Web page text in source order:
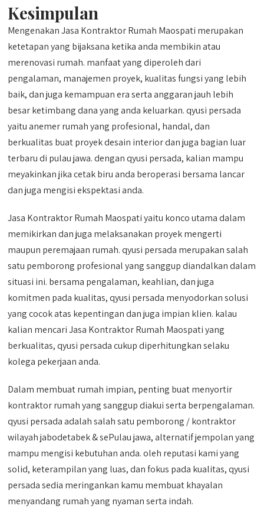
Kesimpulan
Mengenakan Jasa Kontraktor Rumah Maospati merupakan
ketetapan yang bijaksana ketika anda membikin atau
merenovasi rumah. manfaat yang diperoleh dari
pengalaman, manajemen proyek, kualitas fungsi yang lebih
baik, dan juga kemampuan era serta anggaran jauh lebih
besar ketimbang dana yang anda keluarkan. qyusi persada
yaitu anemer rumah yang profesional, handal, dan
berkualitas buat proyek desain interior dan juga bagian luar
terbaru di pulau jawa. dengan qyusi persada, kalian mampu
meyakinkan jika cetak biru anda beroperasi bersama lancar
dan juga mengisi ekspektasi anda.
Jasa Kontraktor Rumah Maospati yaitu konco utama dalam
memikirkan dan juga melaksanakan proyek mengerti
maupun peremajaan rumah. qyusi persada merupakan salah
satu pemborong profesional yang sanggup diandalkan dalam
situasi ini. bersama pengalaman, keahlian, dan juga
komitmen pada kualitas, qyusi persada menyodorkan solusi
yang cocok atas kepentingan dan juga impian klien. kalau
kalian mencari Jasa Kontraktor Rumah Maospati yang
berkualitas, qyusi persada cukup diperhitungkan selaku
kolega pekerjaan anda.
Dalam membuat rumah impian, penting buat menyortir
kontraktor rumah yang sanggup diakui serta berpengalaman.
qyusi persada adalah salah satu pemborong / kontraktor
wilayah jabodetabek & sePulau jawa, alternatif jempolan yang
mampu mengisi kebutuhan anda. oleh reputasi kami yang
solid, keterampilan yang luas, dan fokus pada kualitas, qyusi
persada sedia meringankan kamu membuat khayalan
menyandang rumah yang nyaman serta indah.